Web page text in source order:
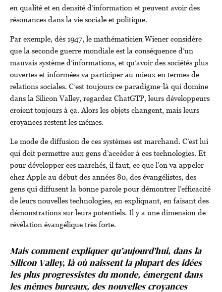
en qualité et en densité d’information et peuvent avoir des
résonances dans la vie sociale et politique.
Par exemple, dès 1947, le mathématicien Wiener considère
que la seconde guerre mondiale est la conséquence d’un
mauvais système d’informations, et qu’avoir des sociétés plus
ouvertes et informées va participer au mieux en termes de
relations sociales. C’est toujours ce paradigme-là qui domine
dans la Silicon Valley, regardez ChatGTP, leurs développeurs
croient toujours à ça. Alors les objets changent, mais leurs
croyances restent les mêmes.
Le mode de diffusion de ces systèmes est marchand. C’est lui
qui doit permettre aux gens d’accéder à ces technologies. Et
pour développer ces marchés, il faut, ce que l’on va appeler
chez Apple au début des années 80, des évangélistes, des
gens qui diffusent la bonne parole pour démontrer l’efficacité
de leurs nouvelles technologies, en expliquant, en faisant des
démonstrations sur leurs potentiels. Il y a une dimension de
révélation évangélique très forte.
Mais comment expliquer qu’aujourd’hui, dans la
Silicon Valley, là où naissent la plupart des idées
les plus progressistes du monde, émergent dans
les mêmes bureaux, des nouvelles croyances